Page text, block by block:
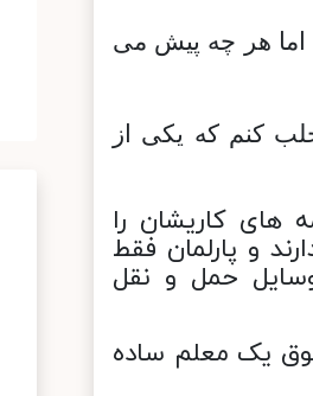
هر چه پیش می
کنم که یکی از
کاریشان را
و پارلمان فقط
حمل و نقل
از حقوق یک معلم ساده